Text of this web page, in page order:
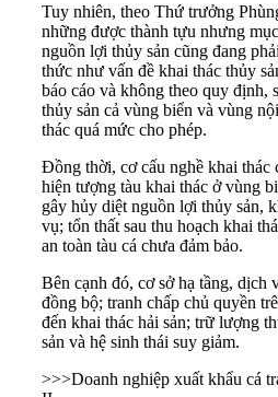
Tuy nhiên, theo Thứ trưởng
những được thành tựu nhưng
nguồn lợi thủy sản cũng đang
thức như vấn đề khai thác thủy
báo cáo và không theo quy định,
thủy sản cả vùng biển và vùng
thác quá mức cho phép.
Đồng thời, cơ cấu nghề khai thác
hiện tượng tàu khai thác ở vùng
gây hủy diệt nguồn lợi thủy sản,
vụ; tổn thất sau thu hoạch khai
an toàn tàu cá chưa đảm bảo.
Bên cạnh đó, cơ sở hạ tầng, dịch
đồng bộ; tranh chấp chủ quyền
đến khai thác hải sản; trữ lượng
sản và hệ sinh thái suy giảm.
>>>Doanh nghiệp xuất khẩu cá